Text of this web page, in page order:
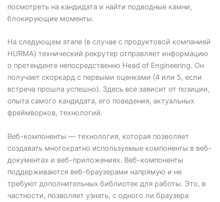
посмотреть на кандидата и найти подводные камни,
блокирующие моменты.
На следующем этапе (в случае с продуктовой компанией
HURMA) технический рекрутер отправляет информацию
о претенденте непосредственно Head of Engineering. Он
получает скоркард с первыми оценками (4 или 5, если
встреча прошла успешно). Здесь все зависит от позиции,
опыта самого кандидата, его поведения, актуальных
фреймворков, технологий.
Веб-компоненты — технология, которая позволяет
создавать многократно используемые компоненты в веб-
документах и веб-приложениях. Веб-компоненты
поддерживаются веб-браузерами напрямую и не
требуют дополнительных библиотек для работы. Это, в
частности, позволяет узнать, с одного ли браузера